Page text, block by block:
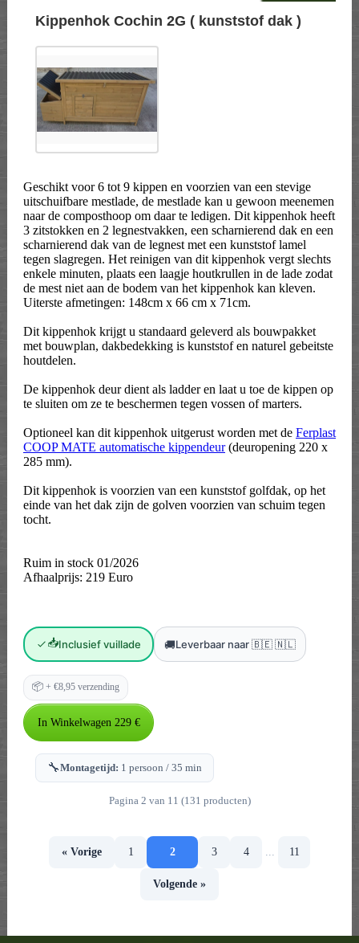
Kippenhok Cochin 2G ( kunststof dak )
Geschikt voor 6 tot 9 kippen en voorzien van een stevige
uitschuifbare mestlade, de mestlade kan u gewoon meenemen
naar de composthoop om daar te ledigen. Dit kippenhok heeft
3 zitstokken en 2 legnestvakken, een scharnierend dak en een
scharnierend dak van de legnest met een kunststof lamel
tegen slagregen. Het reinigen van dit kippenhok vergt slechts
enkele minuten, plaats een laagje houtkrullen in de lade zodat
de mest niet aan de bodem van het kippenhok kan kleven.
Uiterste afmetingen: 148cm x 66 cm x 71cm.
Dit kippenhok krijgt u standaard geleverd als bouwpakket
met bouwplan, dakbedekking is kunststof en naturel gebeitste
houtdelen.
De kippenhok deur dient als ladder en laat u toe de kippen op
te sluiten om ze te beschermen tegen vossen of marters.
Optioneel kan dit kippenhok uitgerust worden met de Ferplast
COOP MATE automatische kippendeur(deuropening 220 x
285 mm).
Dit kippenhok is voorzien van een kunststof golfdak, op het
einde van het dak zijn de golven voorzien van schuim tegen
tocht.
Ruim in stock 01/2026
Afhaalprijs: 219 Euro
📥Inclusief vuillade 🚚Leverbaar naar 🇧🇪 🇳🇱
📦 + €8,95 verzending
🔧Montagetijd: 1 persoon / 35 min
Pagina 2 van 11 (131 producten)
« Vorige 1 2 3 4 ... 11
Volgende »